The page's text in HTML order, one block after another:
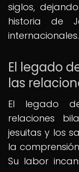
siglos,
historia de
internacionales.
El legado
las
El legado
relaciones
jesuitas y los
la
Su labor